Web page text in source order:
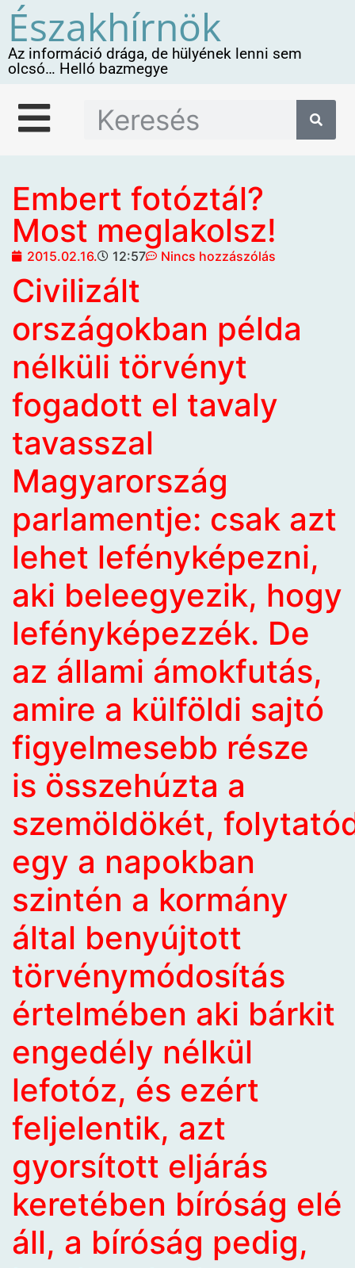
Északhírnök
Az információ drága, de hülyének lenni sem
olcsó… Helló bazmegye
Embert fotóztál?
Most meglakolsz!
2015.02.16. 12:57 Nincs hozzászólás
Civilizált
országokban példa
nélküli törvényt
fogadott el tavaly
tavasszal
Magyarország
parlamentje: csak azt
lehet lefényképezni,
aki beleegyezik, hogy
lefényképezzék. De
az állami ámokfutás,
amire a külföldi sajtó
figyelmesebb része
is összehúzta a
szemöldökét,
egy a napokban
szintén a kormány
által benyújtott
törvénymódosítás
értelmében aki bárkit
engedély nélkül
lefotóz, és ezért
feljelentik, azt
gyorsított eljárás
keretében bíróság elé
áll, a bíróság pedig,